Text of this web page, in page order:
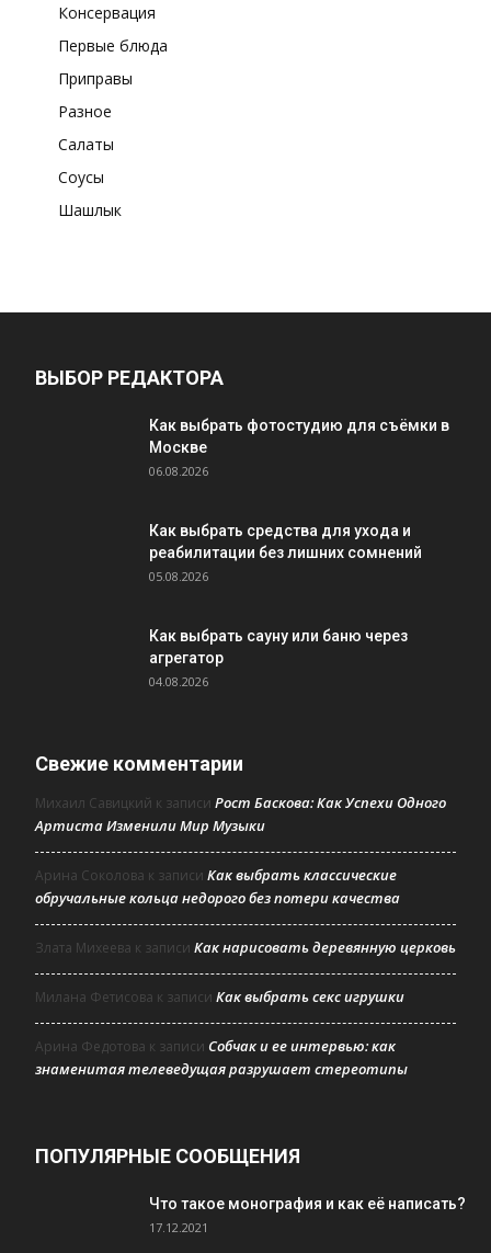
Консервация
Первые блюда
Приправы
Разное
Салаты
Соусы
Шашлык
ВЫБОР РЕДАКТОРА
Как выбрать фотостудию для съёмки в
Москве
06.08.2026
Как выбрать средства для ухода и
реабилитации без лишних сомнений
05.08.2026
Как выбрать сауну или баню через
агрегатор
04.08.2026
Свежие комментарии
Михаил Савицкий к записи Рост Баскова: Как Успехи Одного
Артиста Изменили Мир Музыки
Арина Соколова к записи Как выбрать классические
обручальные кольца недорого без потери качества
Злата Михеева к записи Как нарисовать деревянную церковь
Милана Фетисова к записи Как выбрать секс игрушки
Арина Федотова к записи Собчак и ее интервью: как
знаменитая телеведущая разрушает стереотипы
ПОПУЛЯРНЫЕ СООБЩЕНИЯ
Что такое монография и как её написать?
17.12.2021